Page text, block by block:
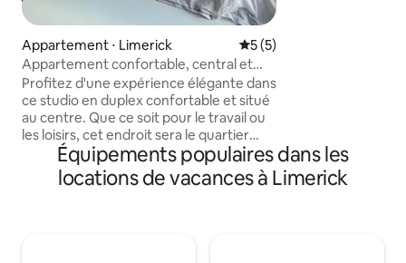
Appartement ⋅ Limerick Évaluation moyenne sur
5 (5)
Appartement confortable, central et
moderne
Profitez d'une expérience élégante dans
ce studio en duplex confortable et situé
au centre. Que ce soit pour le travail ou
les loisirs, cet endroit sera le quartier
général de votre visite à Limerick.
Proche des principales entreprises,
hôtels et restaurants du centre-ville. Ce
et les restaurants
Stationnement
Équipements populaires dans les
locations de vacances à Limerick